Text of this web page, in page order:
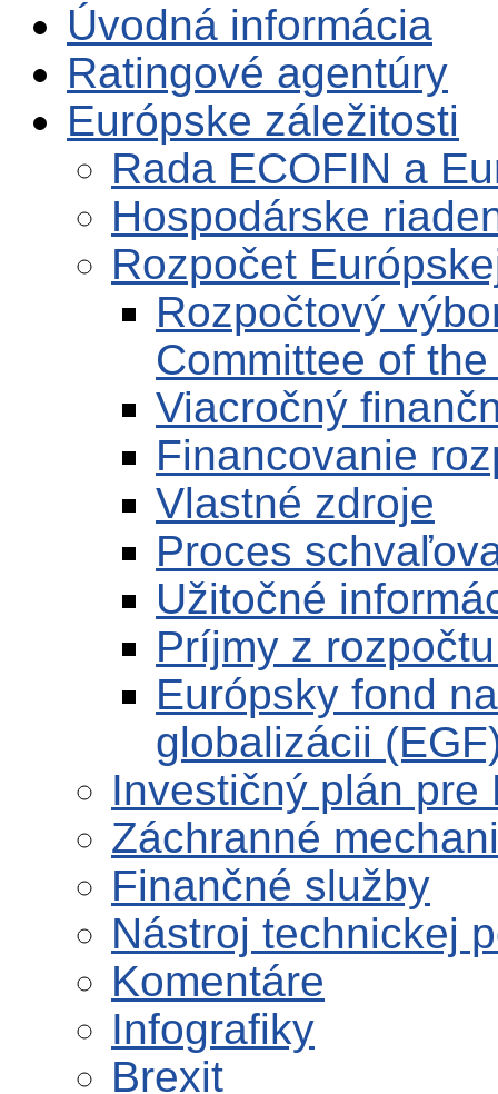
Úvodná informácia
Ratingové agentúry
Európske záležitosti
Rada ECOFIN a
Hospodárske
Rozpočet
Rozpočtový
Committee of
Viacročný
Financovanie
Vlastné zdroje
Proces
Užitočné
Príjmy z
Európsky fond
globalizácii
Investičný plán pre
Záchranné
Finančné služby
Nástroj technickej
Komentáre
Infografiky
Brexit